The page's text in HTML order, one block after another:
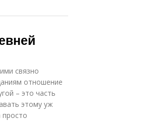
связно
отношение
– это часть
этому уж
просто